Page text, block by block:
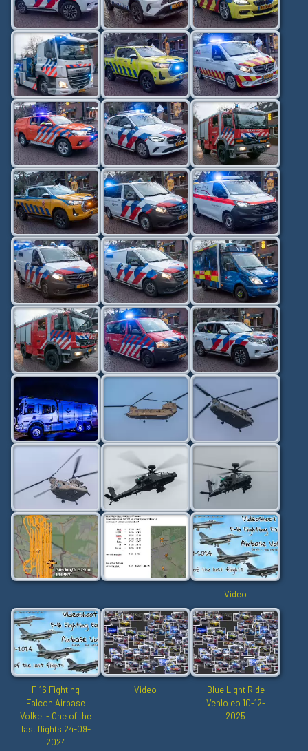
Video
F-16 Fighting
Falcon Airbase
Volkel - One of the
last flights 24-09-
2024
Video
Blue Light Ride
Venlo eo 10-12-
2025